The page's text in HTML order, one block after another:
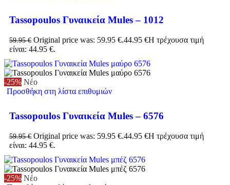
Tassopoulos Γυναικεία Mules – 1012
59.95€ Original price was: 59.95 €.44.95 €Η τρέχουσα τιμή
είναι: 44.95 €.
-25% Νέο
Προσθήκη στη λίστα επιθυμιών
Tassopoulos Γυναικεία Mules – 6576
59.95€ Original price was: 59.95 €.44.95 €Η τρέχουσα τιμή
είναι: 44.95 €.
-25% Νέο